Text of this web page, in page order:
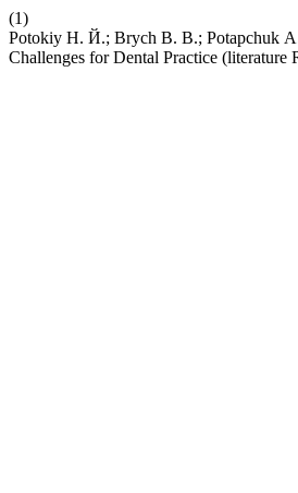
(1)
Potokiy Н. Й.; Brych В. В.; Potapchuk
Challenges for Dental Practice (literature